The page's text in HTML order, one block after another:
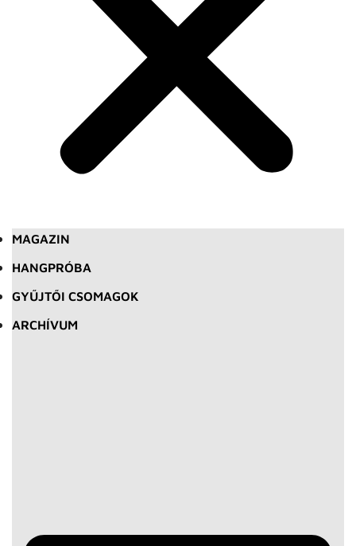
MAGAZIN
HANGPRÓBA
GYŰJTŐI CSOMAGOK
ARCHÍVUM